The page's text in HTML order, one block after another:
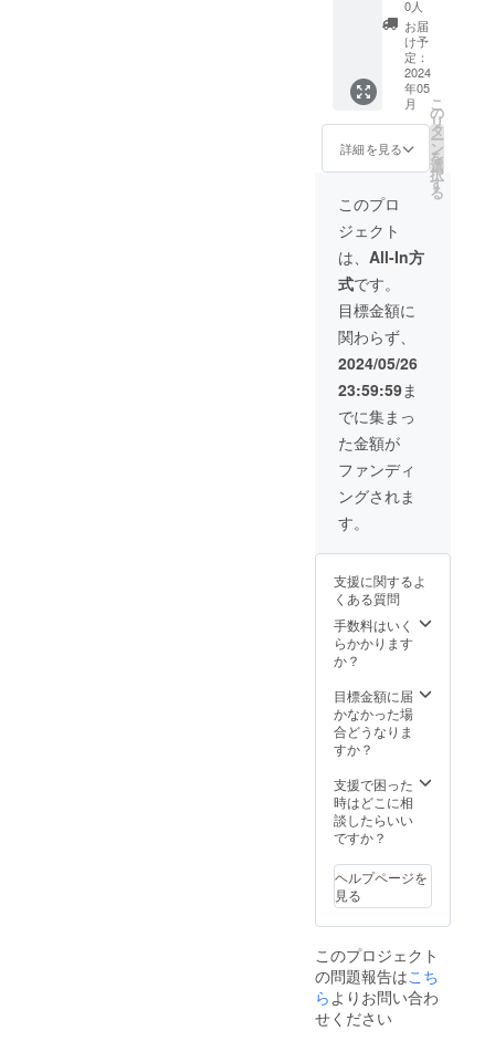
き) 大阪
府在住
のフォ
トグラ
ファー /
映像ク
リエイ
写真の
祭典
御苗場
2018」
でレ
ビュ
受賞。
CP+
2023 企
画運営&
講師登
壇。
Photon
ext
2023 講
師登
壇。 仕
事では
人物を
告写真
を撮
影。ま
た作家
として
も活動
外（パ
リ・ミ
ラノ）
う。
2021年
から映
像クリ
ターと
活動を
始め、
ドロー
ン空撮
も始め
る。2等
無人航
「黒」
、
「白」
の2色か
らお選
びいた
だけま
す。
・Type-
Cケーブ
電器 ・
ドライ
バー ・
入門ガ
イド ・
予備プ
体（AI
飛行カ
メラ＋
バッテ
リー1
個）×1
・バッ
クアッ
プバッ
テリー
×2 ・
バッテ
リー内
蔵急速
充電器
×1 ・収
納バッ
グ ※色
になっ
ており
ます。
トラベ
ルキッ
ト（携
オリジ
ナル
ハット
傘）
「HOV
ERAir
Smart
」は旅
行に欠
かせな
いアイ
テム！
今回ト
ラベル
限定
キット
として
数量限
定でご
提供い
たしま
す。さ
らにイ
ベント
チケッ
トも付
いてお
りま
す！ 内
容物 ・
パッ
Cケーブ
電器 ・
ドライ
バー ・
入門ガ
イド ・
ロペラ
×2 ・本
体（AI
飛行カ
バッテ
リー1
個）×1
・バッ
プバッ
テリー
×2 ・
バッテ
蔵急速
充電器
×1 ・収
納バッ
グ ※色
0人
お届
け予
定：
2024
年05
月
詳細を見る
こ
の
リ
タ
ー
ン
を
選
択
す
る
このプロ
ジェクト
は、 All-In方
式です。
目標金額に
関わらず、
2024/05/26
23:59:59ま
でに集まっ
た金額が
ファンディ
ングされま
す。
支援に関するよ
くある質問
手数料はいく
らかかります
か？
目標金額に届
かなかった場
合どうなりま
すか？
支援で困った
時はどこに相
談したらいい
ですか？
ヘルプページを
見る
このプロジェクト
の問題報告はこち
らよりお問い合わ
せください